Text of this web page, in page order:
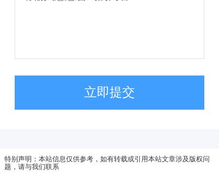
立即提交
特别声明：本站信息仅供参考，如有转载或引用本站文章涉及版权问
题，请与我们联系